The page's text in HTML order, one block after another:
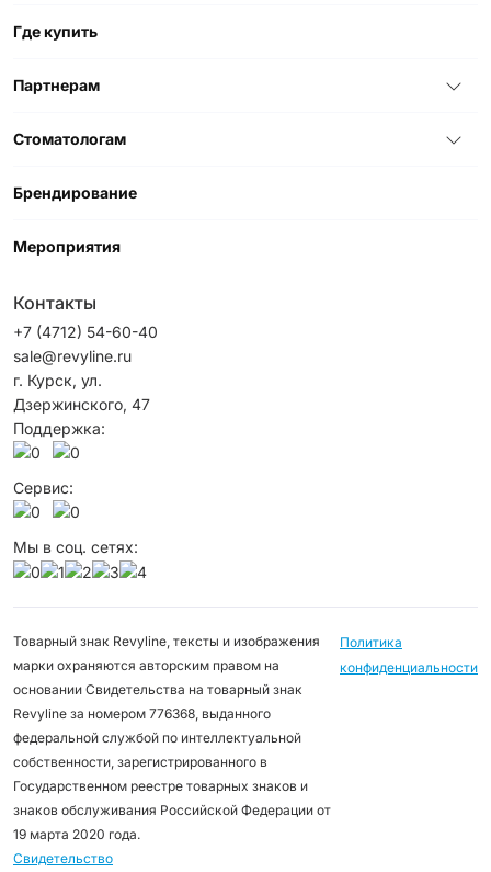
Где купить
Партнерам
Стоматологам
Брендирование
Мероприятия
Контакты
+7 (4712) 54-60-40
sale@revyline.ru
г. Курск, ул.
Дзержинского, 47
Поддержка:
Сервис:
Мы в соц. сетях:
Товарный знак Revyline, тексты и изображения
марки охраняются авторским правом на
основании Свидетельства на товарный знак
Revyline за номером 776368, выданного
федеральной службой по интеллектуальной
собственности, зарегистрированного в
Государственном реестре товарных знаков и
знаков обслуживания Российской Федерации от
19 марта 2020 года.
Свидетельство
Политика
конфиденциальности